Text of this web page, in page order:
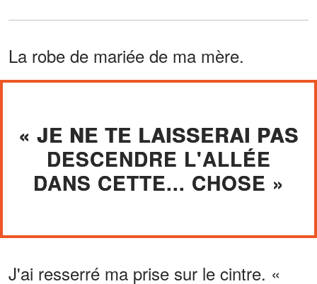
La robe de mariée de ma mère.
« JE NE TE LAISSERAI PAS
DESCENDRE L'ALLÉE
DANS CETTE... CHOSE »
J'ai resserré ma prise sur le cintre. «